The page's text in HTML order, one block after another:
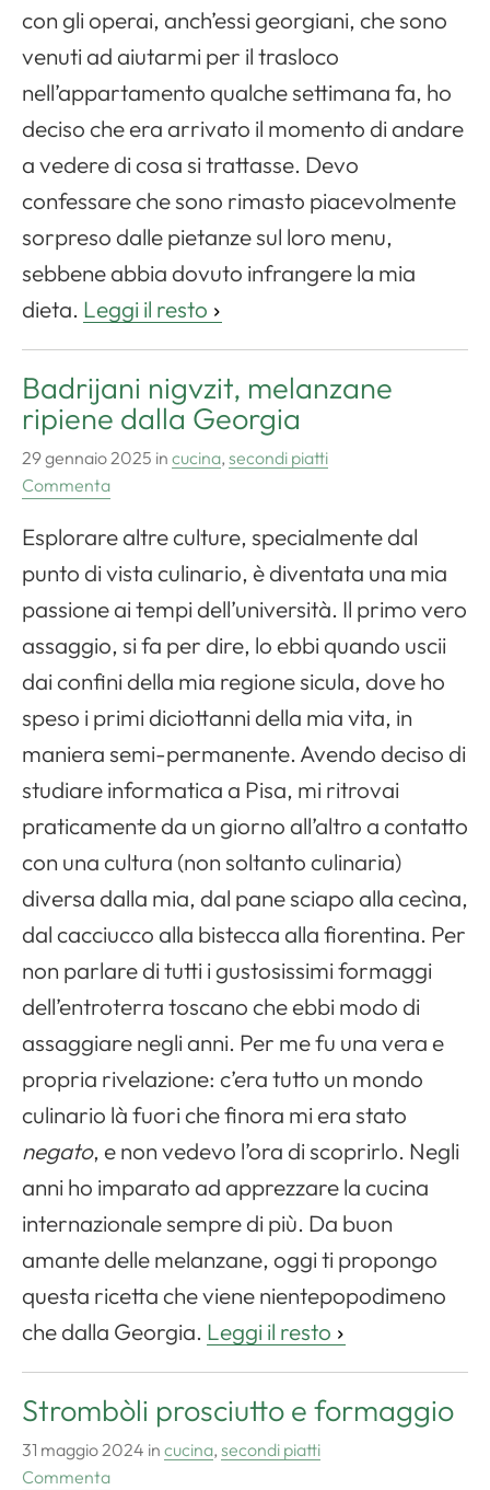
con gli operai, anch’essi georgiani, che sono
venuti ad aiutarmi per il trasloco
nell’appartamento qualche settimana fa, ho
deciso che era arrivato il momento di andare
a vedere di cosa si trattasse. Devo
confessare che sono rimasto piacevolmente
sorpreso dalle pietanze sul loro menu,
sebbene abbia dovuto infrangere la mia
dieta. Leggi il resto
Badrijani nigvzit, melanzane
ripiene dalla Georgia
29 gennaio 2025 in cucina, secondi piatti
Commenta
Esplorare altre culture, specialmente dal
punto di vista culinario, è diventata una mia
passione ai tempi dell’università. Il primo vero
assaggio, si fa per dire, lo ebbi quando uscii
dai confini della mia regione sicula, dove ho
speso i primi diciottanni della mia vita, in
maniera semi-permanente. Avendo deciso di
studiare informatica a Pisa, mi ritrovai
praticamente da un giorno all’altro a contatto
con una cultura (non soltanto culinaria)
diversa dalla mia, dal pane sciapo alla cecìna,
dal cacciucco alla bistecca alla fiorentina. Per
non parlare di tutti i gustosissimi formaggi
dell’entroterra toscano che ebbi modo di
assaggiare negli anni. Per me fu una vera e
propria rivelazione: c’era tutto un mondo
culinario là fuori che finora mi era stato
negato, e non vedevo l’ora di scoprirlo. Negli
anni ho imparato ad apprezzare la cucina
internazionale sempre di più. Da buon
amante delle melanzane, oggi ti propongo
questa ricetta che viene nientepopodimeno
che dalla Georgia. Leggi il resto
Strombòli prosciutto e formaggio
31 maggio 2024 in cucina, secondi piatti
Commenta
Apri il menu di navigazione